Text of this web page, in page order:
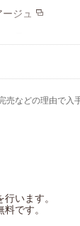
ジュ
などの理由で入
います。
です。